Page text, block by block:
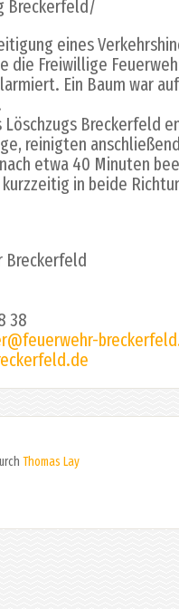
Breckerfeld/
eines
die Freiwillige
Ein Baum war
Löschzugs Breckerfeld
reinigten
etwa 40 Minuten
kurzzeitig in beide
Breckerfeld
38
Thomas Lay